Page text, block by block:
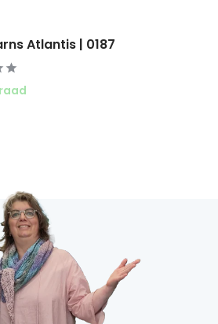
Atlantis | 0187